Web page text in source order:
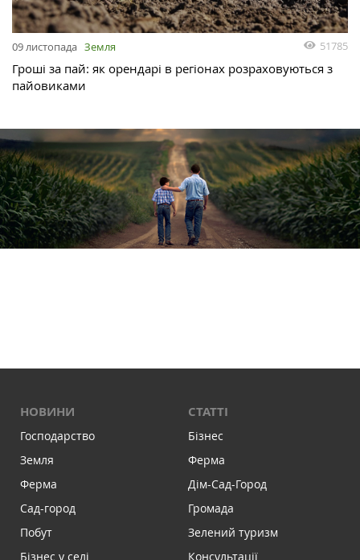
09 листопада Земля 51785
Гроші за пай: як орендарі в регіонах розраховуються з
пайовиками
НОВИНИ
Господарство
Земля
Ферма
Сад-город
Побут
Бізнес у селі
СТАТТІ
Бізнес
Ферма
Дім-Сад-Город
Громада
Зелений туризм
Консультації